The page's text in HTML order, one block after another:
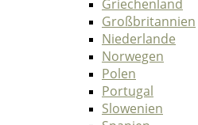
Griechenland
Großbritannien
Niederlande
Norwegen
Polen
Portugal
Slowenien